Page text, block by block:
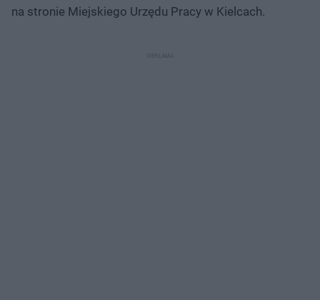
na stronie Miejskiego Urzędu Pracy w Kielcach.